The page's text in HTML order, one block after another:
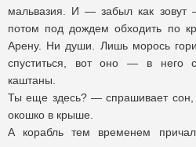
мальвазия. И — забыл как
потом под дождем обходить по
Арену. Ни души. Лишь морось
спуститься, вот оно — в него
каштаны.
Ты еще здесь? — спрашивает сон,
окошко в крыше.
А корабль тем временем